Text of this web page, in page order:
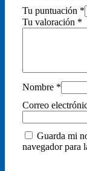
Tu puntuación *
Tu valoración *
Nombre *
Correo
Guarda mi
navegador para